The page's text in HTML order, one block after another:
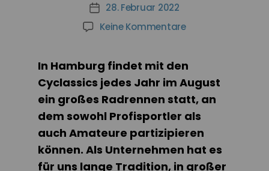
Veröffentlichungsdatum
28. Februar 2022
Keine Kommentarezu
den
Hamburg
Cyclassics
2022
In Hamburg findet mit den
Cyclassics jedes Jahr im August
ein großes Radrennen statt, an
dem sowohl Profisportler als
auch Amateure partizipieren
können. Als Unternehmen hat es
für uns lange Tradition, in großer